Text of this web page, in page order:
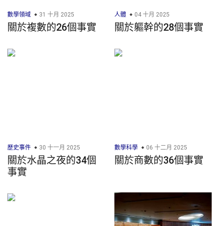
數學領域 31 十月 2025
關於複數的26個事實
人體 04 十月 2025
關於軀幹的28個事實
歷史事件 30 十一月 2025
關於水晶之夜的34個
事實
數學科學 06 十二月 2025
關於商數的36個事實